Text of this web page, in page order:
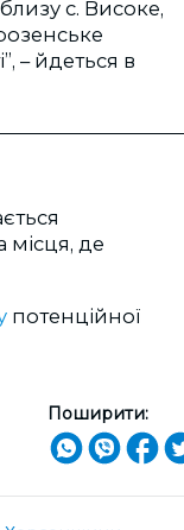
с. Високе,
– йдеться в
місця, де
потенційної
Поширити: